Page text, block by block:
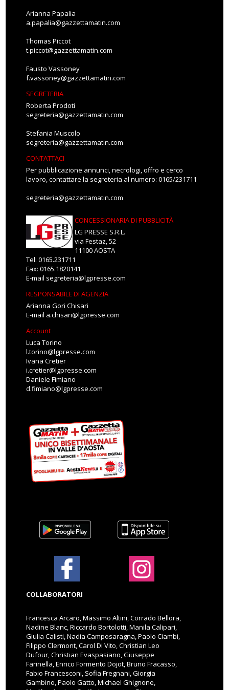
Arianna Papalia
a.papalia@gazzettamatin.com
Thomas Piccot
t.piccot@gazzettamatin.com
Fausto Vassoney
f.vassoney@gazzettamatin.com
SEGRETERIA
Roberta Prodoti
segreteria@gazzettamatin.com
Stefania Muscolo
segreteria@gazzettamatin.com
CONTATTACI
Per pubblicazione annunci, necrologi, offro e cerco
lavoro, contattare la segreteria al numero: 0165/231711
segreteria@gazzettamatin.com
CONCESSIONARIA DI PUBBLICITÀ
LG PRESSE S.R.L.
via Festaz, 52
11100 AOSTA
Tel: 0165.231711
Fax: 0165.1820141
E-mail segreteria@lgpresse.com
RESPONSABILE DI AGENZIA
Arianna Gori Chisari
E-mail a.chisari@lgpresse.com
Account
Luca Torino
l.torino@lgpresse.com
Ivana Cretier
i.cretier@lgpresse.com
Daniele Fimiano
d.fimiano@lgpresse.com
COLLABORATORI
Francesca Arcaro, Massimo Altini, Corrado Bellora,
Nadine Blanc, Riccardo Bortolotti, Manila Calipari,
Giulia Calisti, Nadia Camposaragna, Paolo Ciambi,
Filippo Clermont, Carol Di Vito, Christian Leo
Dufour, Christian Evaspasiano, Giuseppe
Farinella, Enrico Formento Dojot, Bruno Fracasso,
Fabio Francesconi, Sofia Fregnani, Giorgia
Gambino, Paolo Gatto, Michael Ghignone,